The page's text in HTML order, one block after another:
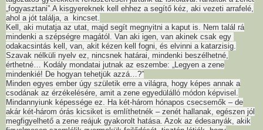
„fogyasztani”.A kisgyereknek kell ehhez a segítő kéz, aki vezeti arrafelé,
ahol a jót találja, a kincset.
Kell, aki mutatja az utat, majd segít megnyitni a kaput is. Nem talál rá
mindenki a szépségre magától. Van aki igen, van akinek csak egy
odakacsintás kell, van, akit kézen kell fogni, és elvinni a katarzisig.
Szavak nélküli nyelv ez, nincsnek határai, mindenki beszélhetné,
érthetné… Kodály mondatai jutnak az eszembe: „Legyen a zene
mindenkié! De hogyan tehetjük azzá…?”
Minden egyes ember úgy születik erre a világra, hogy képes annak a
csodának az érzékelésére, amit a zene egyedülálló módon képvisel.
Mindannyiunk képessége ez. Ha két-három hónapos csecsemők – de
akár két-három órás kicsiket is említhetnék – zenét hallanak, egészen jól
megfigyelhető a zene reájuk gyakorolt hatása. Azok az édesanyák, akik